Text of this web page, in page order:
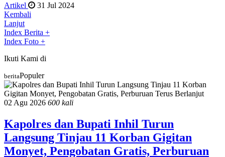
Artikel
31 Jul 2024
Kembali
Lanjut
Index Berita +
Index Foto +
Ikuti Kami di
beritaPopuler
02 Agu 2026 600 kali
Kapolres dan Bupati Inhil Turun
Langsung Tinjau 11 Korban Gigitan
Monyet, Pengobatan Gratis, Perburuan